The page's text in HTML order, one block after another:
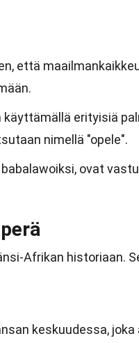
että
erityisiä
nimellä "opele".
ovat
Afrikan historiaan.
keskuudessa,